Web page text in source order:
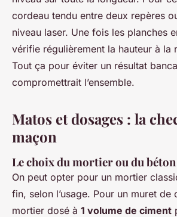
cordeau tendu entre deux repères
niveau laser. Une fois les planches
vérifie régulièrement la hauteur à la
Tout ça pour éviter un résultat
compromettrait l’ensemble.
Matos et dosages : la
maçon
Le choix du mortier ou du béton
On peut opter pour un mortier
fin, selon l’usage. Pour un muret de
mortier dosé à 1 volume de ciment